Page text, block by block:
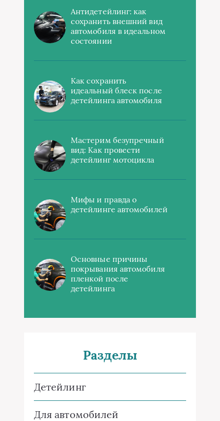
Антидетейлинг: как
сохранить внешний вид
автомобиля в идеальном
состоянии
Как сохранить
идеальный блеск после
детейлинга автомобиля
Мастерим безупречный
вид: Как провести
детейлинг мотоцикла
Мифы и правда о
детейлинге автомобилей
Основные причины
покрывания автомобиля
пленкой после
детейлинга
Разделы
Детейлинг
Для автомобилей